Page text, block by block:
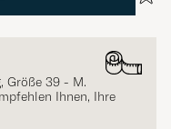
Größe 39 - M.
Ihnen, Ihre